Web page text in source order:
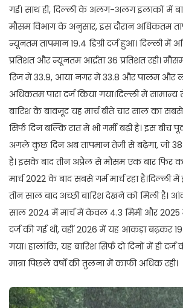
गई। साथ ही, दिल्ली के अलग-अलग इलाकों में
मौसम विभाग के अनुसार, इस दौरान अधिकतम
न्यूनतम तापमान 19.4 डिग्री दर्ज हुआ। दिल्ली में
प्रतिशत और न्यूनतम आर्द्रता 36 प्रतिशत रही।
रिज में 33.9, आया नगर में 33.8 और पालम और
अधिकतम पारा दर्ज किया गया।दिल्ली में सामान्य
बारिश के बावजूद यह मार्च बीते चार साल का सबसे
सिर्फ दिन बल्कि रात में भी गर्मी बढ़ी है। इस बीच
अगले कुछ दिन अब तापमान तेजी से बढ़ेगा, जो 38
है। इसके बाद तीन अप्रैल से मौसम एक बार फिर
मार्च 2022 के बाद सबसे गर्म मार्च रहा है।दिल्ली
तीन साल बाद अच्छी बारिश देखने को मिली है।
साल 2024 में मार्च में केवल 4.3 मिमी और 2025
दर्ज की गई थी, वहीं 2026 में यह आंकड़ा बढ़कर
गया। हालांकि, यह बारिश सिर्फ दो दिनों में ही
मात्रा पिछले वर्षों की तुलना में काफी अधिक रही।